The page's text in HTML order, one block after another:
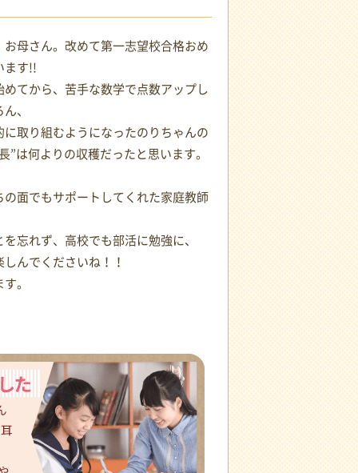
お母さん。改めて第一志望校合格おめ
ます!!
めてから、苦手な数学で点数アップし
、
に取り組むようになったのりちゃんの
”は何よりの収穫だったと思います。
の面でもサポートしてくれた家庭教師
忘れず、高校でも部活に勉強に、
んでくださいね！！
。